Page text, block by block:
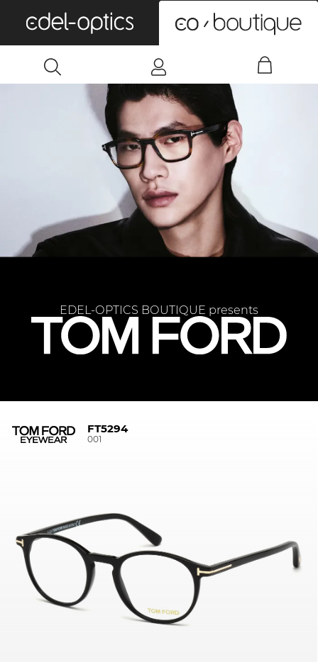
EDEL-OPTICS BOUTIQUE presents
FT5294
001